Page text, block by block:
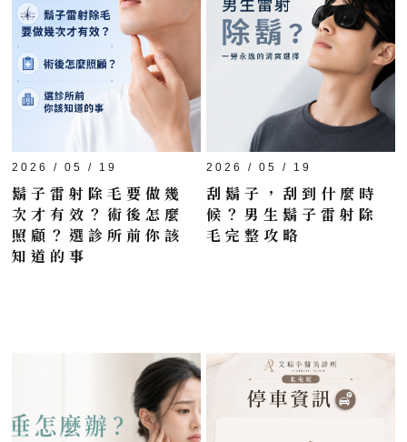
2026 / 05 / 19
鬍子雷射除毛要做幾
次才有效？術後怎麼
照顧？選診所前你該
知道的事
2026 / 05 / 19
刮鬍子，刮到什麼時
候？男生鬍子雷射除
毛完整攻略